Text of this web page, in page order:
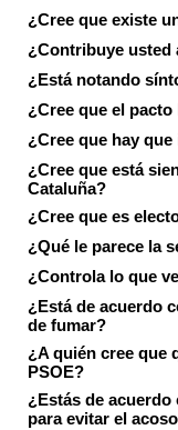
¿Cree que existe
¿Contribuye usted
¿Está notando
¿Cree que el
¿Cree que hay
¿Cree que está
Cataluña?
¿Cree que es
¿Qué le parece la
¿Controla lo que
¿Está de acuerdo
de fumar?
¿A quién cree que
PSOE?
¿Estás de
para evitar el acoso